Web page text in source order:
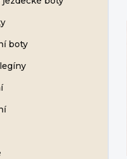
boty